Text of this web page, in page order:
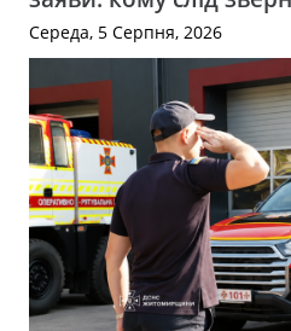
Середа, 5 Серпня, 2026